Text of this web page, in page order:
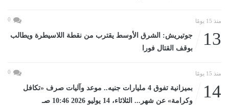
منذ 15 يومًا 0
13
جوتيريش: الشرق الأوسط يقترب من نقطة اللاسيطرة ويطالب
بوقف القتال فورا
منذ 15 يومًا 0
14
بميزانية تفوق 4 مليارات جنيه.. موعد وآليات صرف «تكافل
وكرامة» عن شهر... الثلاثاء، 14 يوليو 2026 10:46 صـ